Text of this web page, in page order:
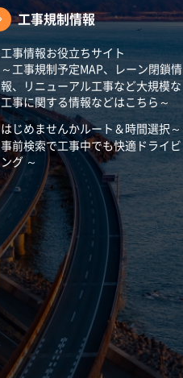
工事規制情報
工事情報お役立ちサイト
～工事規制予定MAP、レーン閉鎖情
報、リニューアル工事など大規模な
工事に関する情報などはこちら～
はじめませんかルート＆時間選択～
事前検索で工事中でも快適ドライビ
ング ～